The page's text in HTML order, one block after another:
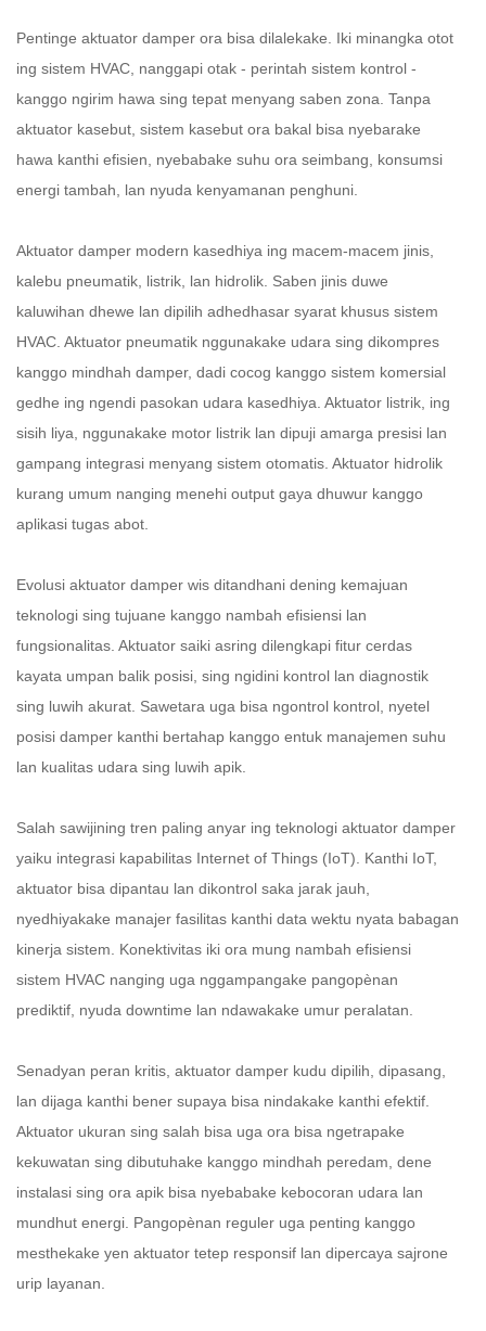
Pentinge aktuator damper ora bisa dilalekake. Iki minangka otot
ing sistem HVAC, nanggapi otak - perintah sistem kontrol -
kanggo ngirim hawa sing tepat menyang saben zona. Tanpa
aktuator kasebut, sistem kasebut ora bakal bisa nyebarake
hawa kanthi efisien, nyebabake suhu ora seimbang, konsumsi
energi tambah, lan nyuda kenyamanan penghuni.
Aktuator damper modern kasedhiya ing macem-macem jinis,
kalebu pneumatik, listrik, lan hidrolik. Saben jinis duwe
kaluwihan dhewe lan dipilih adhedhasar syarat khusus sistem
HVAC. Aktuator pneumatik nggunakake udara sing dikompres
kanggo mindhah damper, dadi cocog kanggo sistem komersial
gedhe ing ngendi pasokan udara kasedhiya. Aktuator listrik, ing
sisih liya, nggunakake motor listrik lan dipuji amarga presisi lan
gampang integrasi menyang sistem otomatis. Aktuator hidrolik
kurang umum nanging menehi output gaya dhuwur kanggo
aplikasi tugas abot.
Evolusi aktuator damper wis ditandhani dening kemajuan
teknologi sing tujuane kanggo nambah efisiensi lan
fungsionalitas. Aktuator saiki asring dilengkapi fitur cerdas
kayata umpan balik posisi, sing ngidini kontrol lan diagnostik
sing luwih akurat. Sawetara uga bisa ngontrol kontrol, nyetel
posisi damper kanthi bertahap kanggo entuk manajemen suhu
lan kualitas udara sing luwih apik.
Salah sawijining tren paling anyar ing teknologi aktuator damper
yaiku integrasi kapabilitas Internet of Things (IoT). Kanthi IoT,
aktuator bisa dipantau lan dikontrol saka jarak jauh,
nyedhiyakake manajer fasilitas kanthi data wektu nyata babagan
kinerja sistem. Konektivitas iki ora mung nambah efisiensi
sistem HVAC nanging uga nggampangake pangopènan
prediktif, nyuda downtime lan ndawakake umur peralatan.
Senadyan peran kritis, aktuator damper kudu dipilih, dipasang,
lan dijaga kanthi bener supaya bisa nindakake kanthi efektif.
Aktuator ukuran sing salah bisa uga ora bisa ngetrapake
kekuwatan sing dibutuhake kanggo mindhah peredam, dene
instalasi sing ora apik bisa nyebabake kebocoran udara lan
mundhut energi. Pangopènan reguler uga penting kanggo
mesthekake yen aktuator tetep responsif lan dipercaya sajrone
urip layanan.